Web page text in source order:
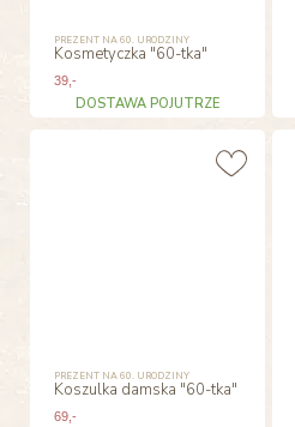
PREZENT NA 60. URODZINY
Kosmetyczka "60-tka"
39,-
DOSTAWA POJUTRZE
PREZENT NA 60. URODZINY
Koszulka damska "60-tka"
69,-